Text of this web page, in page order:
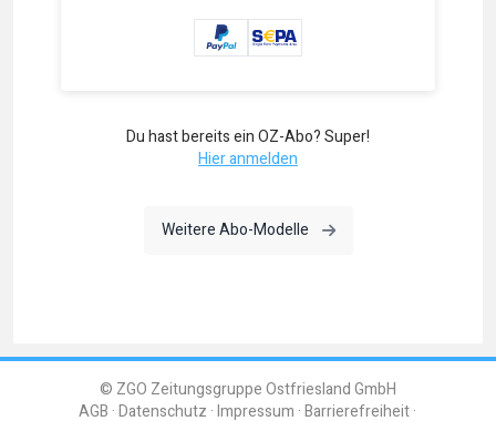
Du hast bereits ein OZ-Abo? Super!
Hier anmelden
Weitere Abo-Modelle
© ZGO Zeitungsgruppe Ostfriesland GmbH
AGB Datenschutz Impressum Barrierefreiheit